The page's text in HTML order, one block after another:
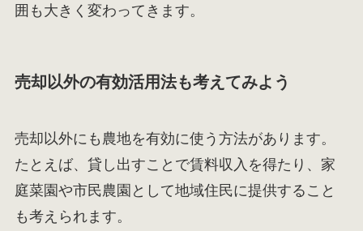
囲も大きく変わってきます。
売却以外の有効活用法も考えてみよう
売却以外にも農地を有効に使う方法があります。
たとえば、貸し出すことで賃料収入を得たり、家
庭菜園や市民農園として地域住民に提供すること
も考えられます。